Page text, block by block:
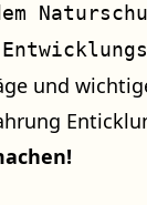
und